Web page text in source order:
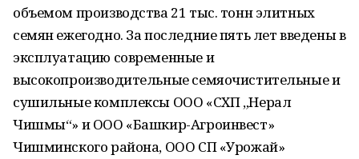
объемом производства 21 тыс. тонн элитных
семян ежегодно. За последние пять лет введены в
эксплуатацию современные и
высокопроизводительные семяочистительные и
сушильные комплексы ООО «СХП „Нерал
Чишмы“» и ООО «Башкир-Агроинвест»
Чишминского района, ООО СП «Урожай»